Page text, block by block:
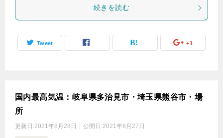
続きを読む
Tweet +1
国内最高気温：岐阜県多治見市・埼玉県熊谷市・場
所
更新日:2021年8月28日 公開日:2021年8月27日